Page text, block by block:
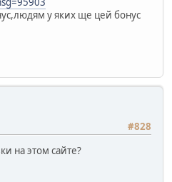
у яких ще цей бонус
#828
на этом сайте?